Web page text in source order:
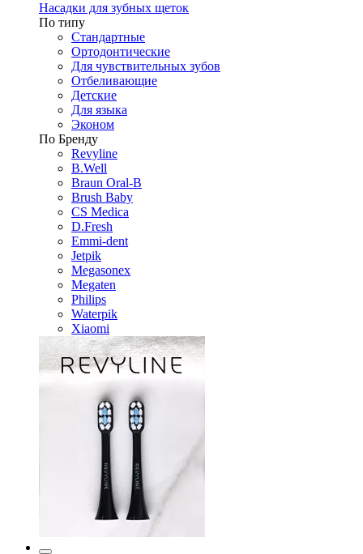
Насадки для зубных щеток
По типу
Стандартные
Ортодонтические
Для чувствительных зубов
Отбеливающие
Детские
Для языка
Эконом
По Бренду
Revyline
B.Well
Braun Oral-B
Brush Baby
CS Medica
D.Fresh
Emmi-dent
Jetpik
Megasonex
Megaten
Philips
Waterpik
Xiaomi